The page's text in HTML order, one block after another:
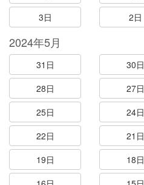
3日
2日
2024年5月
31日 30日
28日
27日
25日
24日
22日
21日
19日
18日